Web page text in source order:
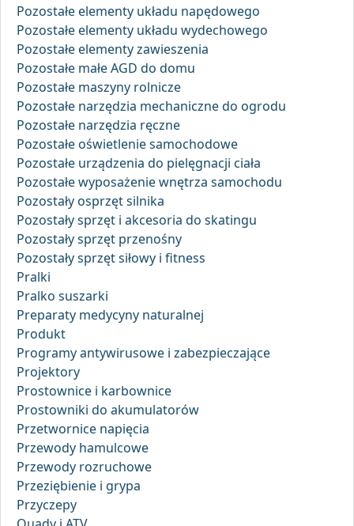
Pozostałe elementy układu napędowego
Pozostałe elementy układu wydechowego
Pozostałe elementy zawieszenia
Pozostałe małe AGD do domu
Pozostałe maszyny rolnicze
Pozostałe narzędzia mechaniczne do ogrodu
Pozostałe narzędzia ręczne
Pozostałe oświetlenie samochodowe
Pozostałe urządzenia do pielęgnacji ciała
Pozostałe wyposażenie wnętrza samochodu
Pozostały osprzęt silnika
Pozostały sprzęt i akcesoria do skatingu
Pozostały sprzęt przenośny
Pozostały sprzęt siłowy i fitness
Pralki
Pralko suszarki
Preparaty medycyny naturalnej
Produkt
Programy antywirusowe i zabezpieczające
Projektory
Prostownice i karbownice
Prostowniki do akumulatorów
Przetwornice napięcia
Przewody hamulcowe
Przewody rozruchowe
Przeziębienie i grypa
Przyczepy